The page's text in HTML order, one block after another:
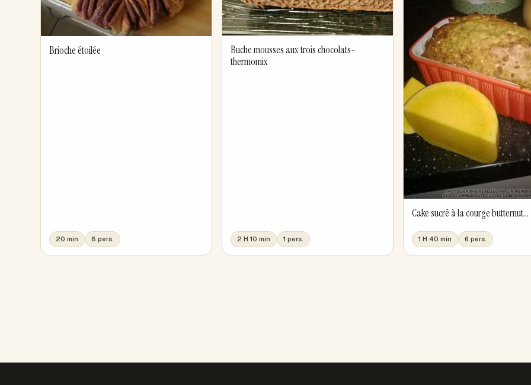
Brioche étoilée
20 min 8 pers.
Buche mousses aux trois chocolats-
thermomix
2 H 10 min 1 pers.
Cake sucré à la courge butternut...
1 H 40 min 6 pers.